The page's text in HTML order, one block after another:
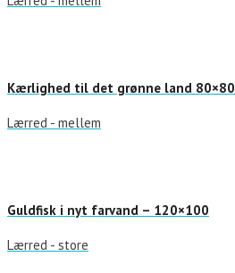
Kærlighed til det grønne land 80×80
Lærred - mellem
Guldfisk i nyt farvand – 120×100
Lærred - store